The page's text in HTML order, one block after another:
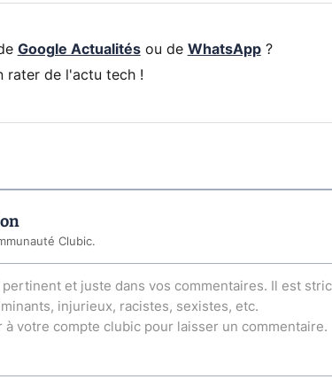
Google Actualitésou de WhatsApp?
rater de l'actu tech !
Clubic.